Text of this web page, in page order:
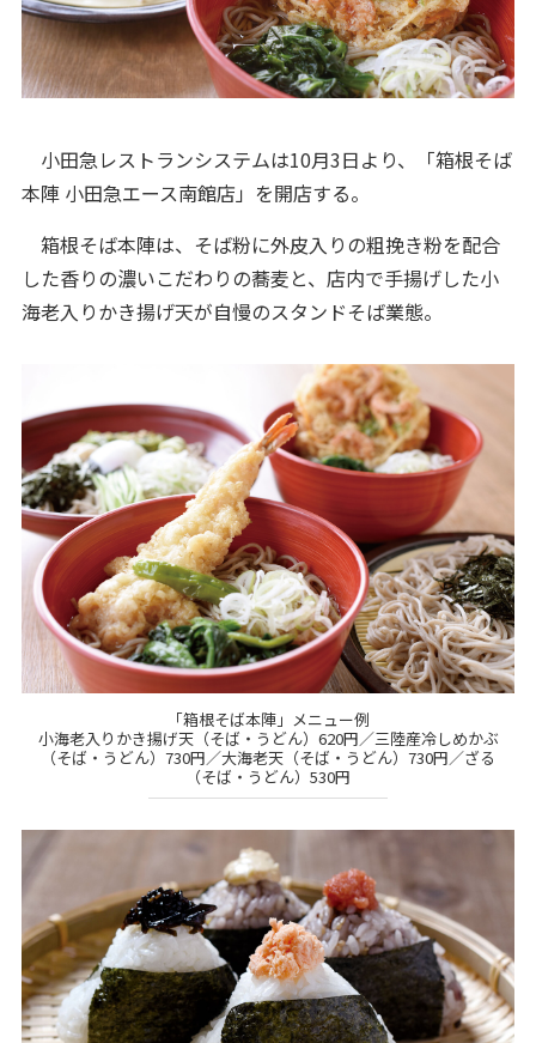
小田急レストランシステムは10月3日より、「箱根そば
本陣 小田急エース南館店」を開店する。
箱根そば本陣は、そば粉に外皮入りの粗挽き粉を配合
した香りの濃いこだわりの蕎麦と、店内で手揚げした小
海老入りかき揚げ天が自慢のスタンドそば業態。
「箱根そば本陣」メニュー例
小海老入りかき揚げ天（そば・うどん）620円／三陸産冷しめかぶ
（そば・うどん）730円／大海老天（そば・うどん）730円／ざる
（そば・うどん）530円